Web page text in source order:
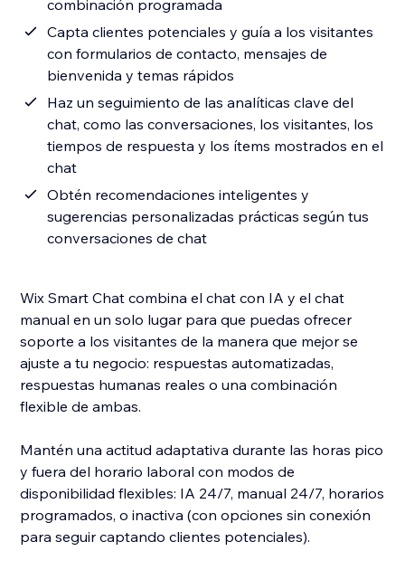
combinación programada
Capta clientes potenciales y guía a los visitantes
con formularios de contacto, mensajes de
bienvenida y temas rápidos
Haz un seguimiento de las analíticas clave del
chat, como las conversaciones, los visitantes, los
tiempos de respuesta y los ítems mostrados en el
chat
Obtén recomendaciones inteligentes y
sugerencias personalizadas prácticas según tus
conversaciones de chat
Wix Smart Chat combina el chat con IA y el chat
manual en un solo lugar para que puedas ofrecer
soporte a los visitantes de la manera que mejor se
ajuste a tu negocio: respuestas automatizadas,
respuestas humanas reales o una combinación
flexible de ambas.
Mantén una actitud adaptativa durante las horas pico
y fuera del horario laboral con modos de
disponibilidad flexibles: IA 24/7, manual 24/7, horarios
programados, o inactiva (con opciones sin conexión
para seguir captando clientes potenciales).